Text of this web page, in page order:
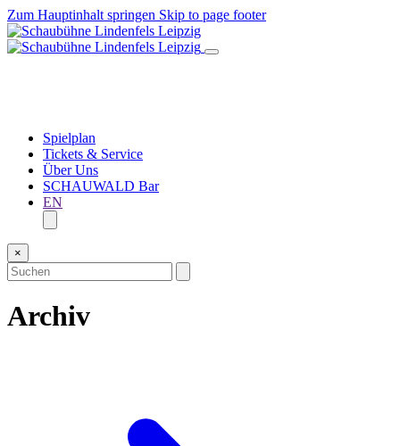
Zum Hauptinhalt springen Skip to page footer
Spielplan
Tickets & Service
Über Uns
SCHAUWALD Bar
EN
×
Archiv